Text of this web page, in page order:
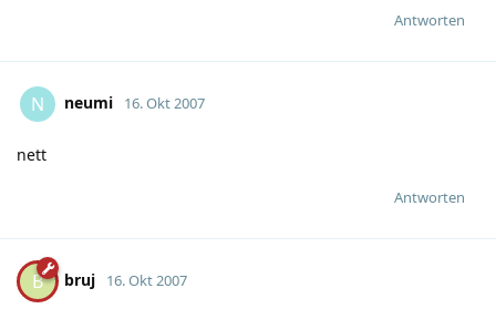
Antworten
N neumi 16. Okt 2007
nett
Antworten
B bruj 16. Okt 2007